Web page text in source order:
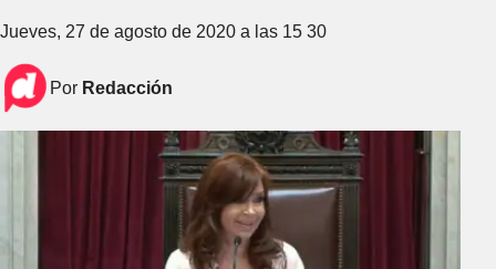
Jueves, 27 de agosto de 2020 a las 15 30
Por Redacción